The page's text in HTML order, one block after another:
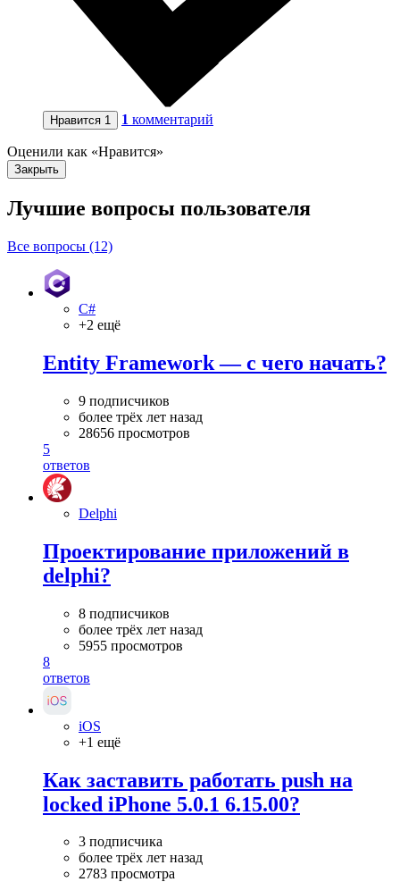
Нравится 1 1 комментарий
Оценили как «Нравится»
Закрыть
Лучшие вопросы пользователя
Все вопросы (12)
C#
+2 ещё
Entity Framework — с чего начать?
9 подписчиков
более трёх лет назад
28656 просмотров
5
ответов
Delphi
Проектирование приложений в
delphi?
8 подписчиков
более трёх лет назад
5955 просмотров
8
ответов
iOS
+1 ещё
Как заставить работать push на
locked iPhone 5.0.1 6.15.00?
3 подписчика
более трёх лет назад
2783 просмотра